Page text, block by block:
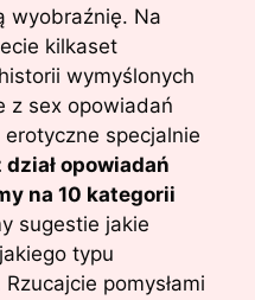
wyobraźnię. Na
kilkaset
wymyślonych
z sex opowiadań
specjalnie
dział opowiadań
na 10 kategorii
sugestie jakie
typu
pomysłami